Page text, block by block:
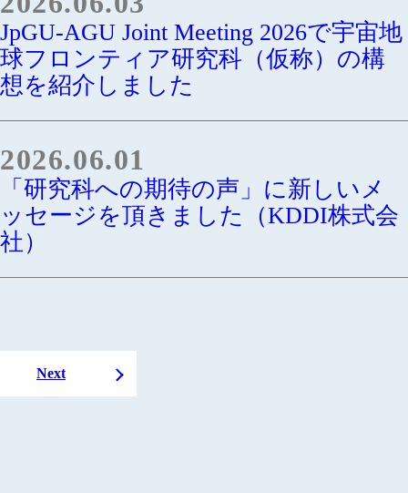
JpGU-AGU Joint Meeting 2026で宇宙地
球フロンティア研究科（仮称）の構
想を紹介しました
2026.06.01
「研究科への期待の声」に新しいメ
ッセージを頂きました（KDDI株式会
社）
Next